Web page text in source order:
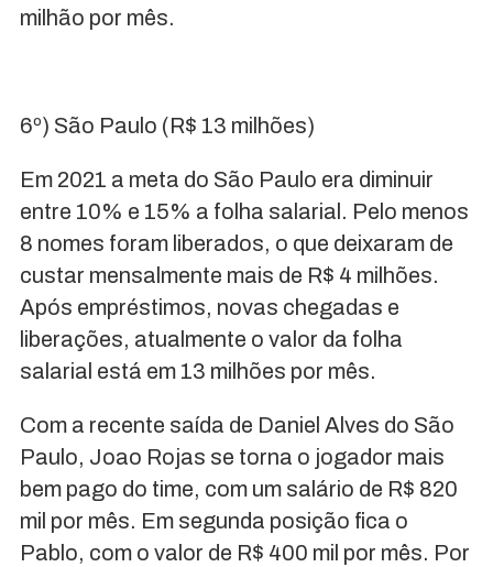
milhão por mês.
6º) São Paulo (R$ 13 milhões)
Em 2021 a meta do São Paulo era diminuir
entre 10% e 15% a folha salarial. Pelo menos
8 nomes foram liberados, o que deixaram de
custar mensalmente mais de R$ 4 milhões.
Após empréstimos, novas chegadas e
liberações, atualmente o valor da folha
salarial está em 13 milhões por mês.
Com a recente saída de Daniel Alves do São
Paulo, Joao Rojas se torna o jogador mais
bem pago do time, com um salário de R$ 820
mil por mês. Em segunda posição fica o
Pablo, com o valor de R$ 400 mil por mês. Por